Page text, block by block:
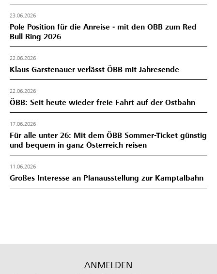
23.06.2026
Pole Position für die Anreise - mit den ÖBB zum Red
Bull Ring 2026
22.06.2026
Klaus Garstenauer verlässt ÖBB mit Jahresende
22.06.2026
ÖBB: Seit heute wieder freie Fahrt auf der Ostbahn
17.06.2026
Für alle unter 26: Mit dem ÖBB Sommer-Ticket günstig
und bequem in ganz Österreich reisen
11.06.2026
Großes Interesse an Planausstellung zur Kamptalbahn
ANMELDEN